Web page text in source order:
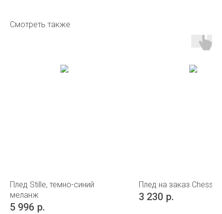
Смотреть также
Плед Stille, темно-синий
меланж
5 996 р.
Плед на заказ Chess
3 230 р.